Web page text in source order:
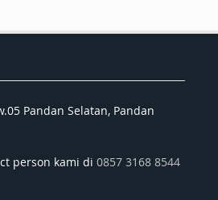
Pandan Selatan, Pandan
person kami di 0857 3168 8544